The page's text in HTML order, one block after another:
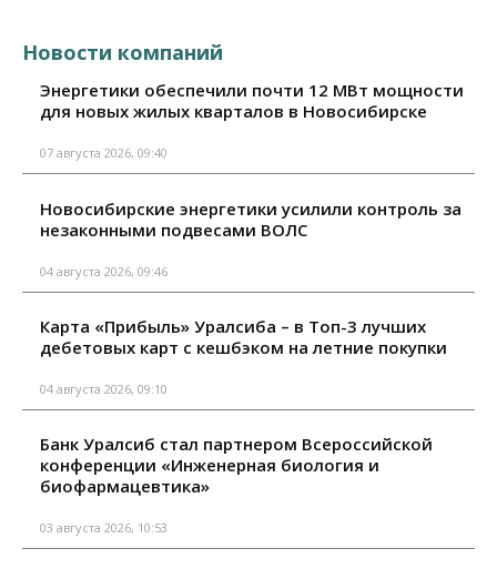
Новости компаний
Энергетики обеспечили почти 12 МВт мощности
для новых жилых кварталов в Новосибирске
07 августа 2026, 09:40
Новосибирские энергетики усилили контроль за
незаконными подвесами ВОЛС
04 августа 2026, 09:46
Карта «Прибыль» Уралсиба – в Топ-3 лучших
дебетовых карт с кешбэком на летние покупки
04 августа 2026, 09:10
Банк Уралсиб стал партнером Всероссийской
конференции «Инженерная биология и
биофармацевтика»
03 августа 2026, 10:53